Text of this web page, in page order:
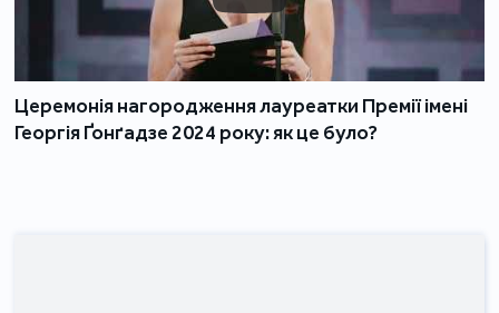
Церемонія нагородження лауреатки Премії імені
Георгія Ґонґадзе 2024 року: як це було?